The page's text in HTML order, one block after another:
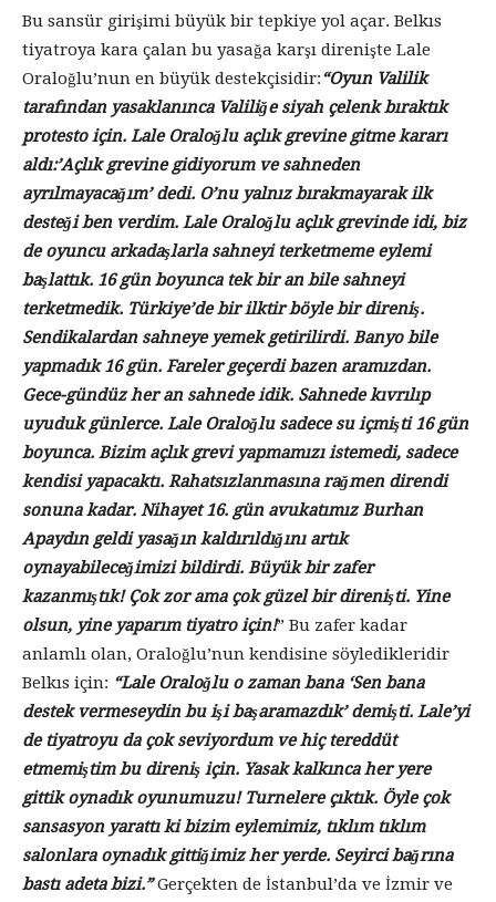
Bu sansür girişimi büyük bir tepkiye yol açar. Belkıs
tiyatroya kara çalan bu yasağa karşı direnişte Lale
Oraloğlu’nun en büyük destekçisidir:“Oyun Valilik
tarafından yasaklanınca Valiliğe siyah çelenk bıraktık
protesto için. Lale Oraloğlu açlık grevine gitme kararı
aldı:’Açlık grevine gidiyorum ve sahneden
ayrılmayacağım’ dedi. O’nu yalnız bırakmayarak ilk
desteği ben verdim. Lale Oraloğlu açlık grevinde idi, biz
de oyuncu arkadaşlarla sahneyi terketmeme eylemi
başlattık. 16 gün boyunca tek bir an bile sahneyi
terketmedik. Türkiye’de bir ilktir böyle bir direniş.
Sendikalardan sahneye yemek getirilirdi. Banyo bile
yapmadık 16 gün. Fareler geçerdi bazen aramızdan.
Gece-gündüz her an sahnede idik. Sahnede kıvrılıp
uyuduk günlerce. Lale Oraloğlu sadece su içmişti 16 gün
boyunca. Bizim açlık grevi yapmamızı istemedi, sadece
kendisi yapacaktı. Rahatsızlanmasına rağmen direndi
sonuna kadar. Nihayet 16. gün avukatımız Burhan
Apaydın geldi yasağın kaldırıldığını artık
oynayabileceğimizi bildirdi. Büyük bir zafer
kazanmıştık! Çok zor ama çok güzel bir direnişti. Yine
olsun, yine yaparım tiyatro için!” Bu zafer kadar
anlamlı olan, Oraloğlu’nun kendisine söyledikleridir
Belkıs için: “Lale Oraloğlu o zaman bana ‘Sen bana
destek vermeseydin bu işi başaramazdık’ demişti. Lale’yi
de tiyatroyu da çok seviyordum ve hiç tereddüt
etmemiştim bu direniş için. Yasak kalkınca her yere
gittik oynadık oyunumuzu! Turnelere çıktık. Öyle çok
sansasyon yarattı ki bizim eylemimiz, tıklım tıklım
salonlara oynadık gittiğimiz her yerde. Seyirci bağrına
bastı adeta bizi.”Gerçekten de İstanbul’da ve İzmir ve